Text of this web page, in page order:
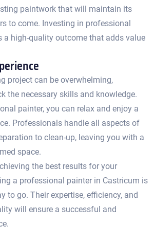
paintwork that will maintain its
to come.​ Investing in professional
a high-quality outcome that adds value
project can be overwhelming,
the necessary skills and knowledge.​
painter, you can relax and enjoy a
Professionals handle all aspects of
to clean-up, leaving you with a
space.
the best results for your
a professional painter in Castricum is
to go.​ Their expertise, efficiency, and
will ensure a successful and